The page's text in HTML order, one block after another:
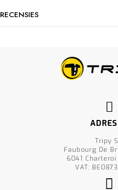
RECENSIES
Tripy
Faubourg De
6041
VAT: